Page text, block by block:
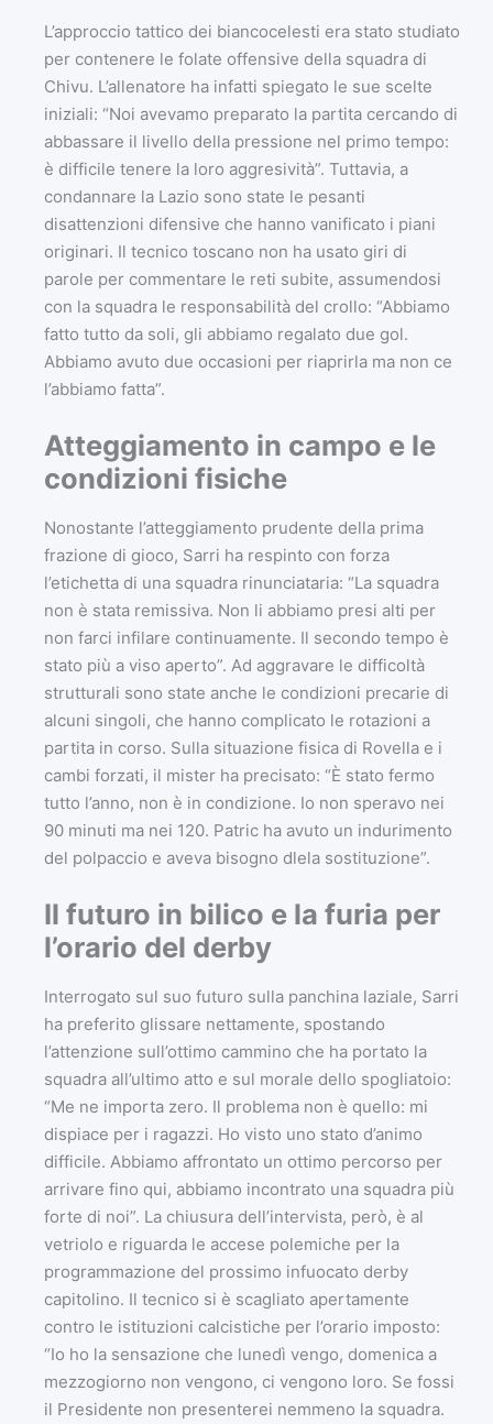
L’approccio tattico dei biancocelesti era stato studiato
per contenere le folate offensive della squadra di
Chivu. L’allenatore ha infatti spiegato le sue scelte
iniziali: “Noi avevamo preparato la partita cercando di
abbassare il livello della pressione nel primo tempo:
è difficile tenere la loro aggresività”. Tuttavia, a
condannare la Lazio sono state le pesanti
disattenzioni difensive che hanno vanificato i piani
originari. Il tecnico toscano non ha usato giri di
parole per commentare le reti subite, assumendosi
con la squadra le responsabilità del crollo: “Abbiamo
fatto tutto da soli, gli abbiamo regalato due gol.
Abbiamo avuto due occasioni per riaprirla ma non ce
l’abbiamo fatta”.
Atteggiamento in campo e le
condizioni fisiche
Nonostante l’atteggiamento prudente della prima
frazione di gioco, Sarri ha respinto con forza
l’etichetta di una squadra rinunciataria: “La squadra
non è stata remissiva. Non li abbiamo presi alti per
non farci infilare continuamente. Il secondo tempo è
stato più a viso aperto”. Ad aggravare le difficoltà
strutturali sono state anche le condizioni precarie di
alcuni singoli, che hanno complicato le rotazioni a
partita in corso. Sulla situazione fisica di Rovella e i
cambi forzati, il mister ha precisato: “È stato fermo
tutto l’anno, non è in condizione. Io non speravo nei
90 minuti ma nei 120. Patric ha avuto un indurimento
del polpaccio e aveva bisogno dlela sostituzione”.
Il futuro in bilico e la furia per
l’orario del derby
Interrogato sul suo futuro sulla panchina laziale, Sarri
ha preferito glissare nettamente, spostando
l’attenzione sull’ottimo cammino che ha portato la
squadra all’ultimo atto e sul morale dello spogliatoio:
“Me ne importa zero. Il problema non è quello: mi
dispiace per i ragazzi. Ho visto uno stato d’animo
difficile. Abbiamo affrontato un ottimo percorso per
arrivare fino qui, abbiamo incontrato una squadra più
forte di noi”. La chiusura dell’intervista, però, è al
vetriolo e riguarda le accese polemiche per la
programmazione del prossimo infuocato derby
capitolino. Il tecnico si è scagliato apertamente
contro le istituzioni calcistiche per l’orario imposto:
“Io ho la sensazione che lunedì vengo, domenica a
mezzogiorno non vengono, ci vengono loro. Se fossi
il Presidente non presenterei nemmeno la squadra.